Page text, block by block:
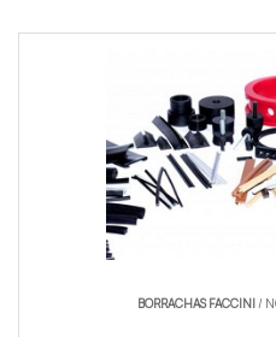
BORRACHAS FACCINI/